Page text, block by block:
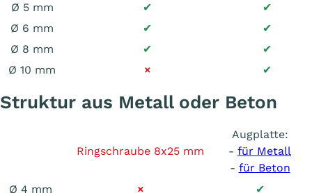
Ø 5 mm
✔
✔
Ø 6 mm
✔
✔
Ø 8 mm
✔
✔
Ø 10 mm
× ✔
Struktur aus Metall oder Beton
Ringschraube 8x25 mm
Augplatte:
- für Metall
- für Beton
Ø 4 mm
×
✔